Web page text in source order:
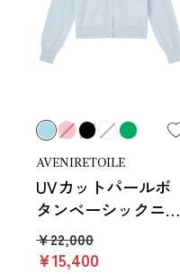
AVENIRETOILE
UVカットパールボ
タンベーシックニッ
トカーディガン
￥22,000
￥15,400